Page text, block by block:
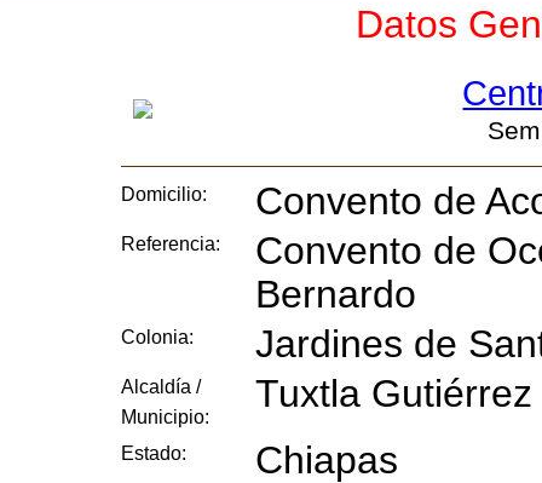
Datos
Domicilio: Convento de
Referencia:
Convento de
Bernardo
Colonia: Jardines de
Alcaldía /
Municipio:
Tuxtla Gutiérrez
Estado: Chiapas